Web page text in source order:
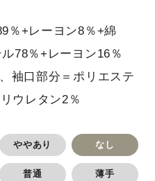
％+レーヨン8％+綿
78％+レーヨン16％
袖口部分＝ポリエステ
ウレタン2％
ややあり なし
普通 薄手